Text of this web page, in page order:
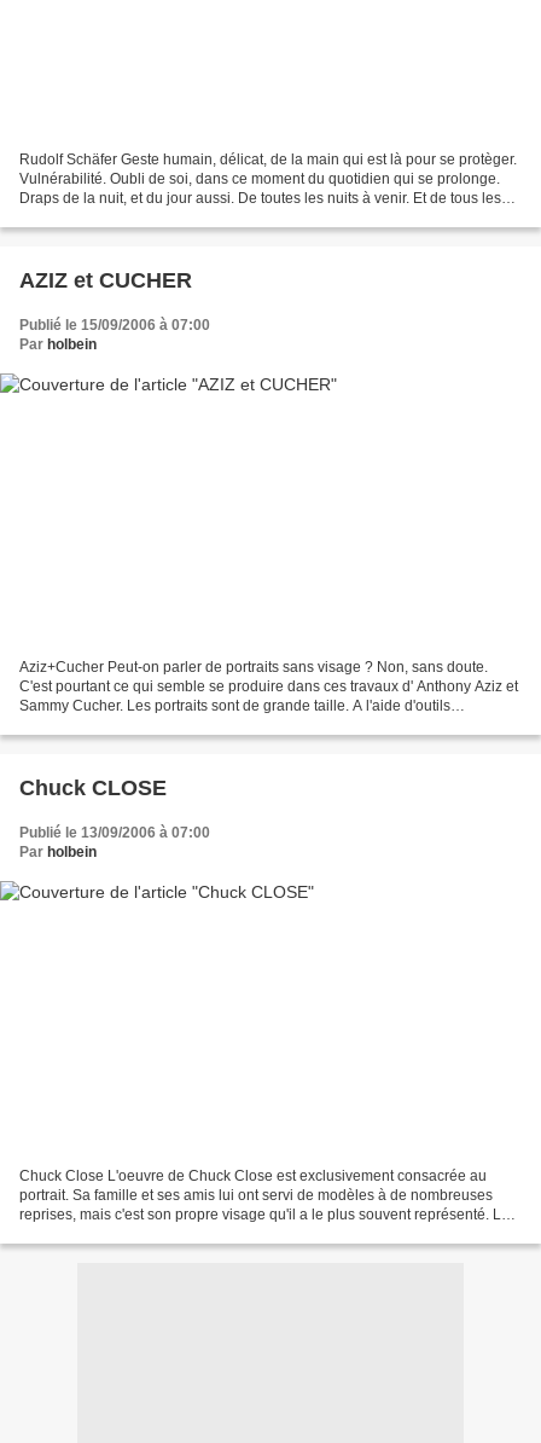
Rudolf Schäfer Geste humain, délicat, de la main qui est là pour se protèger.
Vulnérabilité. Oubli de soi, dans ce moment du quotidien qui se prolonge.
Draps de la nuit, et du jour aussi. De toutes les nuits à venir. Et de tous les
AZIZ et CUCHER
Publié le 15/09/2006 à 07:00
Par holbein
Aziz+Cucher Peut-on parler de portraits sans visage ? Non, sans doute.
C'est pourtant ce qui semble se produire dans ces travaux d' Anthony Aziz et
Sammy Cucher. Les portraits sont de grande taille. A l'aide d'outils
Chuck CLOSE
Publié le 13/09/2006 à 07:00
Par holbein
Chuck Close L'oeuvre de Chuck Close est exclusivement consacrée au
portrait. Sa famille et ses amis lui ont servi de modèles à de nombreuses
reprises, mais c'est son propre visage qu'il a le plus souvent représenté. Les